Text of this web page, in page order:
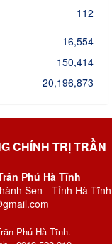
112
16,554
150,414
20,196,873
CHÍNH TRỊ TRẦN
Phú Hà Tĩnh
Sen - Tỉnh Hà Tĩnh
Phú Hà Tĩnh.